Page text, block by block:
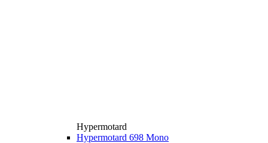
Hypermotard
Hypermotard 698 Mono